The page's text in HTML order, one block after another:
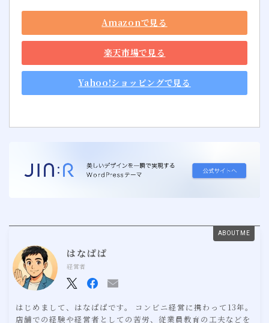
Amazonで見る
楽天市場で見る
Yahoo!ショッピングで見る
ABOUT ME
はなぱぱ
経営者
はじめまして、はなぱぱです。 コンビニ経営に携わって13年。
店舗での経験や経営者としての苦労、従業員教育の工夫などを